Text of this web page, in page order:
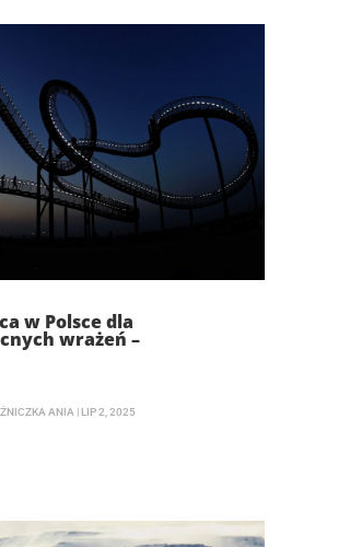
w Polsce dla
wrażeń –
ANIA | LIP 2, 2025